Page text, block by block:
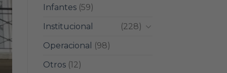
Infantes(59)
Institucional
(228)
Operacional
(98)
Otros(12)